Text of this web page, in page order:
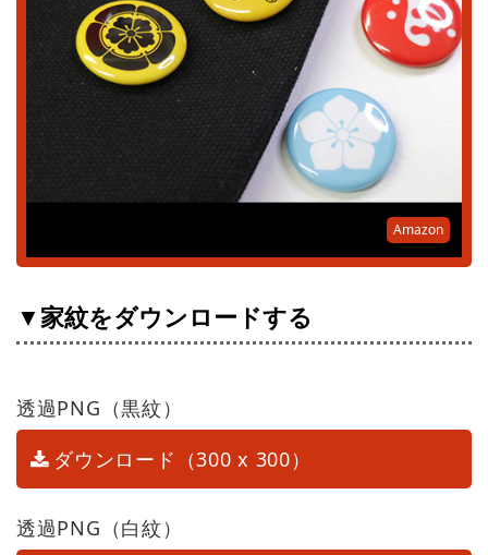
Amazon
▼家紋をダウンロードする
透過PNG（黒紋）
ダウンロード（300 x 300）
透過PNG（白紋）